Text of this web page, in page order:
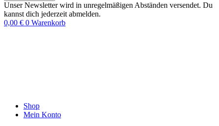
Unser Newsletter wird in unregelmäßigen Abständen versendet. Du
kannst dich jederzeit abmelden.
0,00 € 0 Warenkorb
Shop
Mein Konto